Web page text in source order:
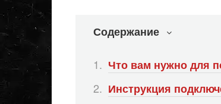
Содержание
Что вам нужно для
Инструкция